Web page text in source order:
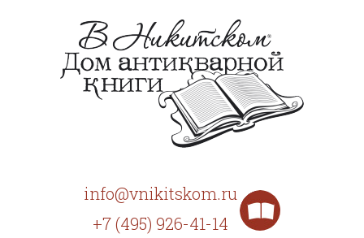
info@vnikitskom.ru
+7 (495) 926-41-14